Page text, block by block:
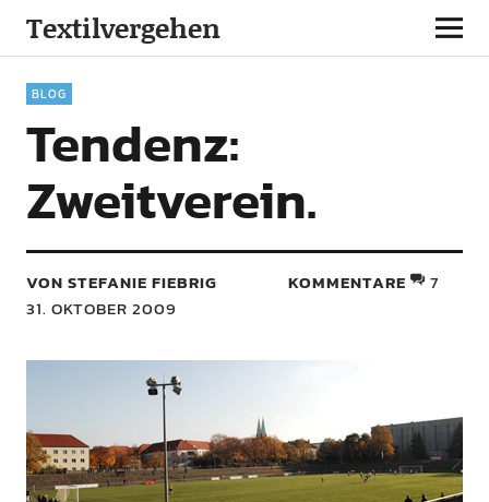
Textilvergehen
BLOG
Tendenz:
Zweitverein.
VON STEFANIE FIEBRIG
31. OKTOBER 2009
KOMMENTARE 7